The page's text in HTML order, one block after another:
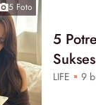
5 Foto
5
LIFE 9